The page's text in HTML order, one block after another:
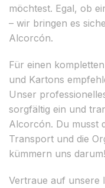
möchtest. Egal, ob
– wir bringen es
Alcorcón.
Für einen
und Kartons
Unser
sorgfältig ein und
Alcorcón. Du musst
Transport und die
kümmern uns darum!
Vertraue auf unsere